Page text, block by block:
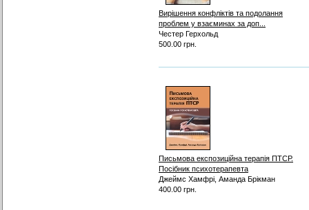
Вирішення конфліктів та подолання
проблем у взаєминах за доп...
Честер Герхольд
500.00 грн.
Письмова експозиційна терапія ПТСР.
Посібник психотерапевта
Джеймс Хамфрі, Аманда Брікман
400.00 грн.